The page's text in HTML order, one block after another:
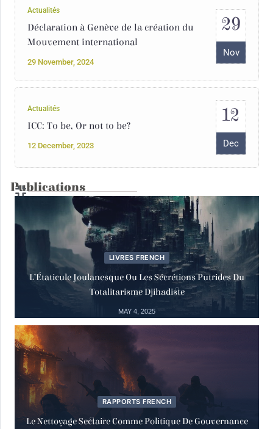
Actualités
Déclaration à Genève de la création du
Mouvement international
29 November, 2024
29
Nov
Actualités
ICC: To be, Or not to be?
12 December, 2023
12
Dec
Actualités
Deal du siècle
02 March, 2020
02
Mar
Actualités
Dialogue-Réunion
15 March, 2019
15
Mar
Actualités
Appel Urgent des Défenseurs des Droits
de l’Homme et de la Société Civile en
Syrie
Publications
LIVRES FRENCH
L’Étaticule Joulanesque Ou Les Sécrétions Putrides Du
Totalitarisme Djihadiste
MAY 4, 2025
RAPPORTS FRENCH
Le Nettoyage Sectaire Comme Politique De Gouvernance